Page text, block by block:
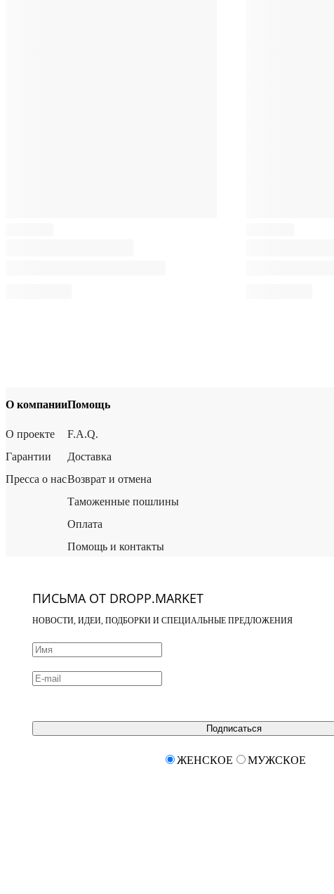
О компании
О проекте
Гарантии
Пресса о нас
Помощь
F.A.Q.
Доставка
Возврат и отмена
Таможенные пошлины
Оплата
Помощь и контакты
ПИСЬМА ОТ DROPP.MARKET
НОВОСТИ, ИДЕИ, ПОДБОРКИ И СПЕЦИАЛЬНЫЕ ПРЕДЛОЖЕНИЯ
Подписаться
ЖЕНСКОЕ МУЖСКОЕ